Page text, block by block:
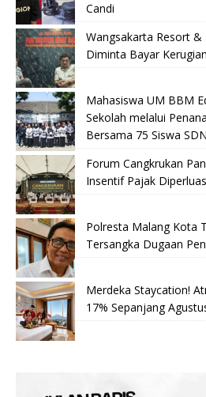
Candi
Wangsakarta Resort &
Diminta Bayar
Mahasiswa UM BBM
Sekolah melalui
Bersama 75 Siswa
Forum Cangkrukan
Insentif Pajak
Polresta Malang Kota
Tersangka Dugaan
Merdeka Staycation!
17% Sepanjang